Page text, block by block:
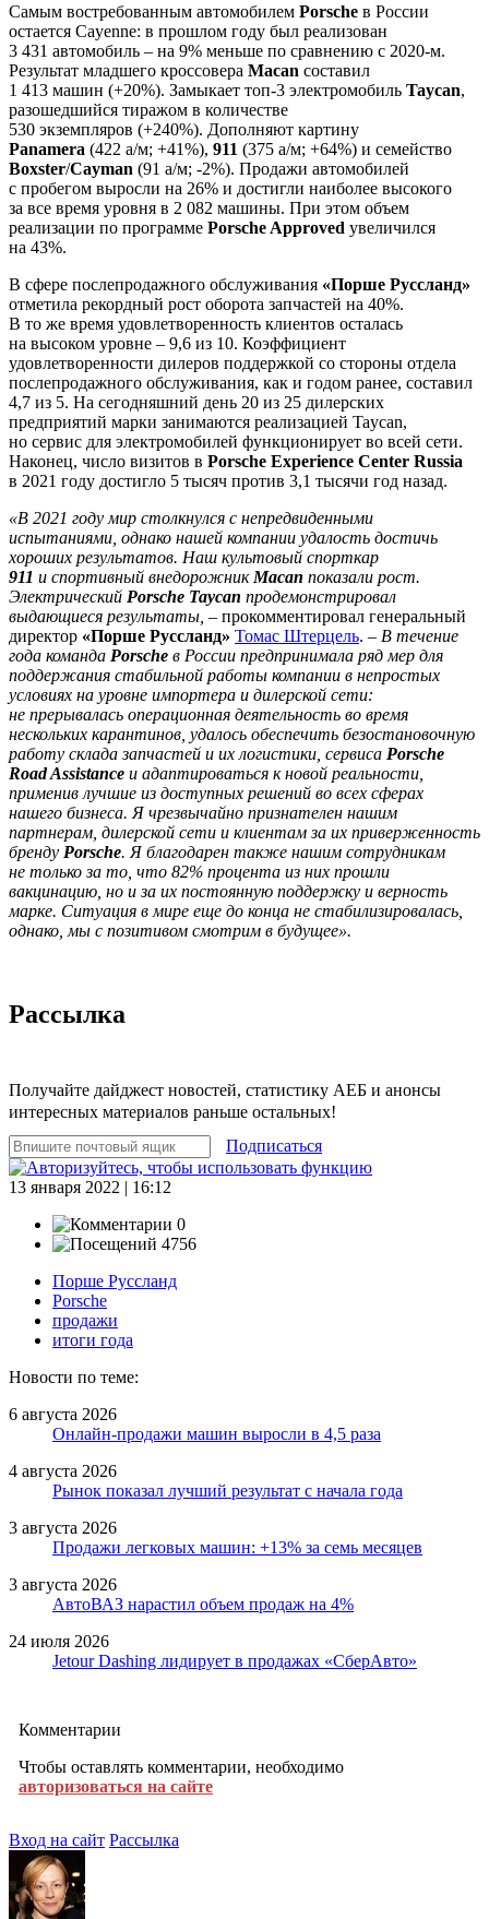
Самым востребованным автомобилем Porsche в России
остается Cayenne: в прошлом году был реализован
3 431 автомобиль – на 9% меньше по сравнению с 2020-м.
Результат младшего кроссовера Macan составил
1 413 машин (+20%). Замыкает топ-3 электромобиль Taycan,
разошедшийся тиражом в количестве
530 экземпляров (+240%). Дополняют картину
Panamera (422 а/м; +41%), 911 (375 а/м; +64%) и семейство
Boxster/Cayman (91 а/м; -2%). Продажи автомобилей
с пробегом выросли на 26% и достигли наиболее высокого
за все время уровня в 2 082 машины. При этом объем
реализации по программе Porsche Approved увеличился
на 43%.
В сфере послепродажного обслуживания «Порше Руссланд»
отметила рекордный рост оборота запчастей на 40%.
В то же время удовлетворенность клиентов осталась
на высоком уровне – 9,6 из 10. Коэффициент
удовлетворенности дилеров поддержкой со стороны отдела
послепродажного обслуживания, как и годом ранее, составил
4,7 из 5. На сегодняшний день 20 из 25 дилерских
предприятий марки занимаются реализацией Taycan,
но сервис для электромобилей функционирует во всей сети.
Наконец, число визитов в Porsche Experience Center Russia
в 2021 году достигло 5 тысяч против 3,1 тысячи год назад.
«В 2021 году мир столкнулся с непредвиденными
испытаниями, однако нашей компании удалость достичь
хороших результатов. Наш культовый спорткар
911 и спортивный внедорожник Macan показали рост.
Электрический Porsche Taycan продемонстрировал
выдающиеся результаты, – прокомментировал генеральный
директор «Порше Руссланд» Томас Штерцель. – В течение
года команда Porsche в России предпринимала ряд мер для
поддержания стабильной работы компании в непростых
условиях на уровне импортера и дилерской сети:
не прерывалась операционная деятельность во время
нескольких карантинов, удалось обеспечить безостановочную
работу склада запчастей и их логистики, сервиса Porsche
Road Assistance и адаптироваться к новой реальности,
применив лучшие из доступных решений во всех сферах
нашего бизнеса. Я чрезвычайно признателен нашим
партнерам, дилерской сети и клиентам за их приверженность
бренду Porsche. Я благодарен также нашим сотрудникам
не только за то, что 82% процента из них прошли
вакцинацию, но и за их постоянную поддержку и верность
марке. Ситуация в мире еще до конца не стабилизировалась,
однако, мы с позитивом смотрим в будущее».
Рассылка
Получайте дайджест новостей, статистику АЕБ и анонсы
интересных материалов раньше остальных!
Подписаться
13 января 2022 | 16:12
0
4756
Порше Руссланд
Porsche
продажи
итоги года
Новости по теме:
6 августа 2026
Онлайн-продажи машин выросли в 4,5 раза
4 августа 2026
Рынок показал лучший результат с начала года
3 августа 2026
Продажи легковых машин: +13% за семь месяцев
3 августа 2026
АвтоВАЗ нарастил объем продаж на 4%
24 июля 2026
Jetour Dashing лидирует в продажах «СберАвто»
Комментарии
Чтобы оставлять комментарии, необходимо
авторизоваться на сайте
Вход на сайт Рассылка